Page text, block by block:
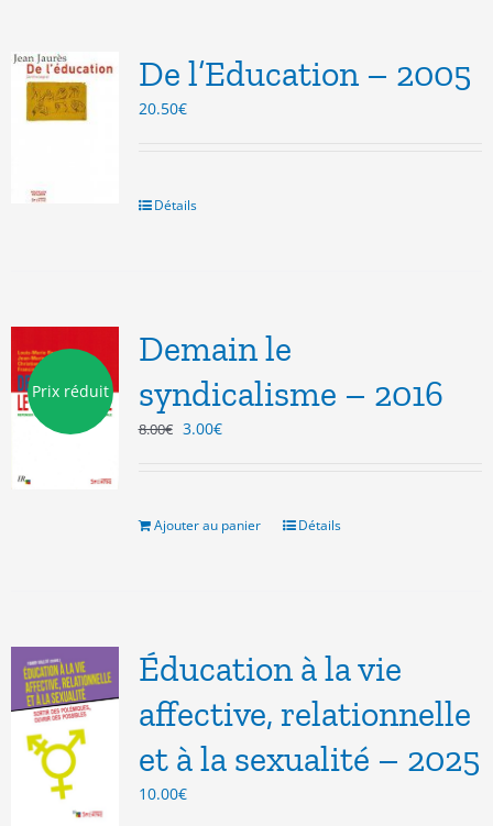
De l’Education – 2005
20.50€
Détails
Prix réduit
Demain le
syndicalisme – 2016
8.00€ Le
8.00€.
3.00€Le
3.00€.
Ajouter au panier Détails
Éducation à la vie
affective, relationnelle
et à la sexualité – 2025
10.00€